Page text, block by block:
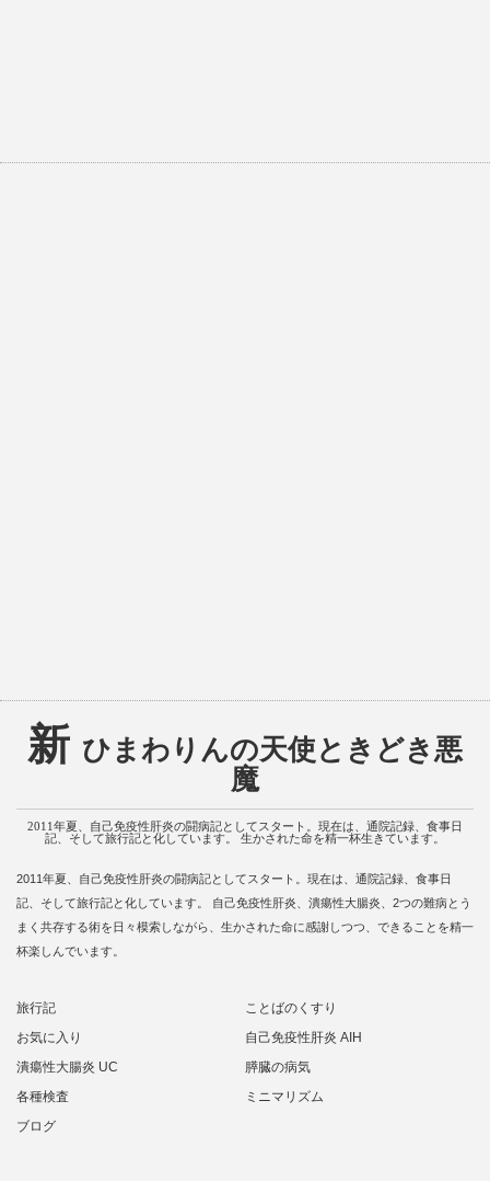
新 ひまわりんの天使ときどき悪
魔
2011年夏、自己免疫性肝炎の闘病記としてスタート。現在は、通院記録、食事日
記、そして旅行記と化しています。 生かされた命を精一杯生きています。
2011年夏、自己免疫性肝炎の闘病記としてスタート。現在は、通院記録、食事日
記、そして旅行記と化しています。 自己免疫性肝炎、潰瘍性大腸炎、2つの難病とう
まく共存する術を日々模索しながら、生かされた命に感謝しつつ、できることを精一
杯楽しんでいます。
旅行記
ことばのくすり
お気に入り
自己免疫性肝炎 AIH
潰瘍性大腸炎 UC
膵臓の病気
各種検査
ミニマリズム
ブログ